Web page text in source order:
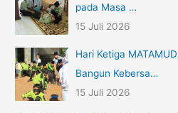
pada Masa …
15 Juli 2026
Hari Ketiga
Bangun Kebersa…
15 Juli 2026